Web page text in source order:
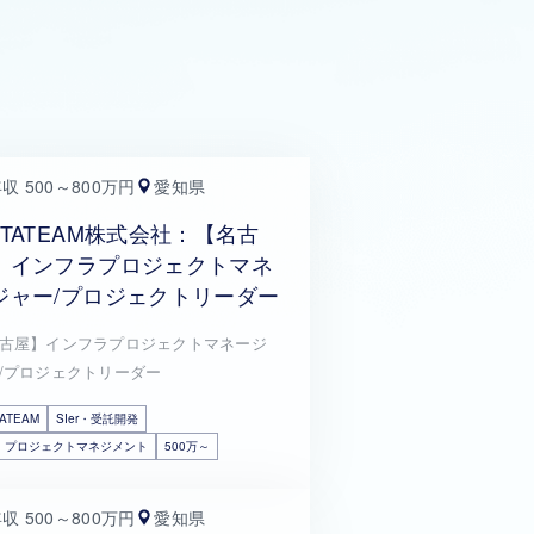
500～800万円 愛知県
株式会社：【名古
インフラプロジェクトマネ
ャー/プロジェクトリーダー
屋】インフラプロジェクトマネージ
ロジェクトリーダー
SIer・受託開発
プロジェクトマネジメント
500万～
500～800万円 愛知県